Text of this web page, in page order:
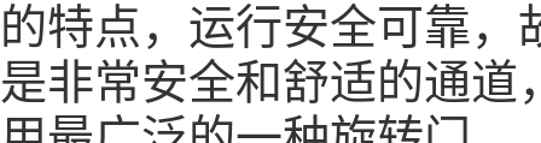
的特点，运行安全可靠
是非常安全和舒适的通